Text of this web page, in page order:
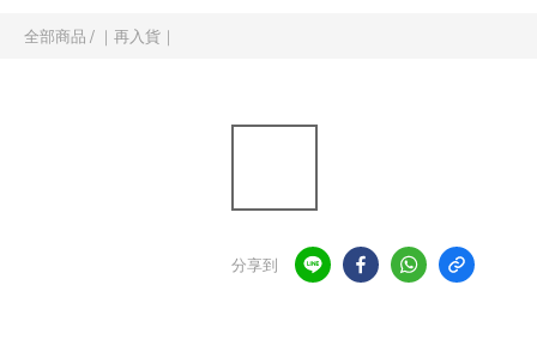
全部商品 / ｜再入貨｜
分享到